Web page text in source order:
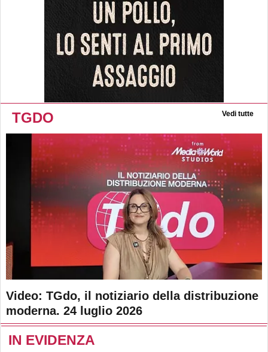
TGDO Vedi tutte
Video: TGdo, il notiziario della distribuzione
moderna. 24 luglio 2026
IN EVIDENZA